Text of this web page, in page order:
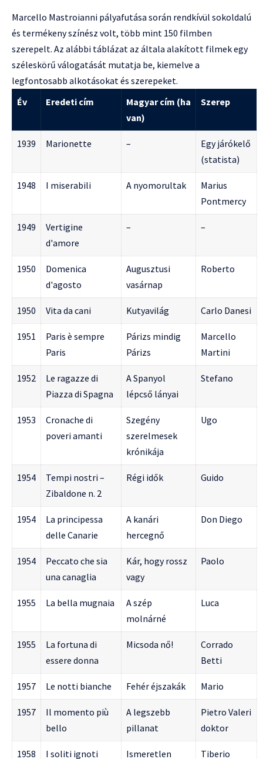
Marcello Mastroianni pályafutása során rendkívül sokoldalú
és termékeny színész volt, több mint 150 filmben
szerepelt. Az alábbi táblázat az általa alakított filmek egy
széleskörű válogatását mutatja be, kiemelve a
legfontosabb alkotásokat és szerepeket.
Év
Eredeti cím
Magyar cím (ha
van)
Szerep
1939 Marionette –
Egy járókelő
(statista)
1948 I miserabili A nyomorultak
Marius
Pontmercy
1949
Vertigine
d'amore
– –
1950
Domenica
d'agosto
Augusztusi
vasárnap
Roberto
1950 Vita da cani Kutyavilág Carlo Danesi
1951
Paris è sempre
Paris
Párizs mindig
Párizs
Marcello
Martini
1952
Le ragazze di
Piazza di Spagna
A Spanyol
lépcső lányai
Stefano
1953
Cronache di
poveri amanti
Szegény
szerelmesek
krónikája
Ugo
1954
Tempi nostri –
Zibaldone n. 2
Régi idők Guido
1954
La principessa
delle Canarie
A kanári
hercegnő
Don Diego
1954
Peccato che sia
una canaglia
Kár, hogy rossz
vagy
Paolo
1955 La bella mugnaia
A szép
molnárné
Luca
1955
La fortuna di
essere donna
Micsoda nő!
Corrado
Betti
1957 Le notti bianche Fehér éjszakák Mario
1957
Il momento più
bello
A legszebb
pillanat
Pietro Valeri
doktor
1958 I soliti ignoti Ismeretlen Tiberio